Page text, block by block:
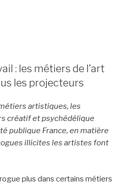
: les métiers de l’art
les projecteurs
artistiques, les
créatif et psychédélique
publique France, en matière
illicites les artistes font
plus dans certains métiers